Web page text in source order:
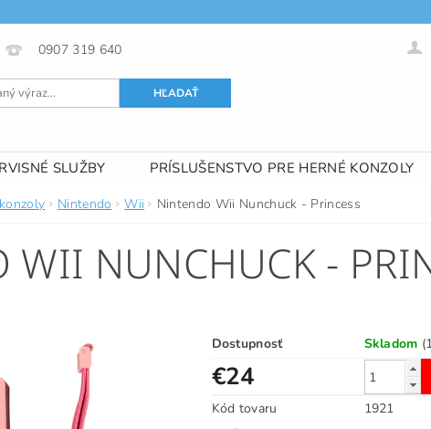
0907 319 640
SLUŽBY
PRÍSLUŠENSTVO PRE HERNÉ KONZOLY
Nintendo Wii Nintendo Wii Nunchuck - Princess
WII NUNCHUCK -
Dostupnosť Skladom
€24
Kód tovaru
1921